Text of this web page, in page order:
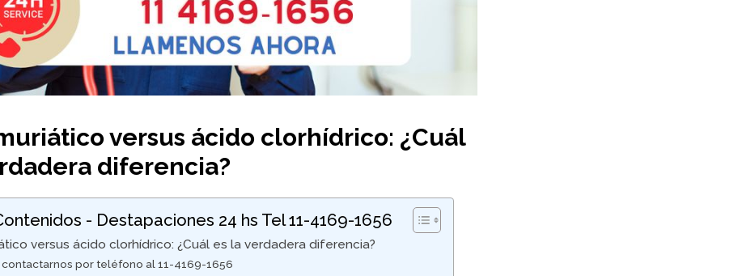
versus ácido clorhídrico: ¿Cuál
diferencia?
- Destapaciones 24 hs Tel 11-4169-1656
versus ácido clorhídrico: ¿Cuál es la verdadera diferencia?
por teléfono al 11-4169-1656